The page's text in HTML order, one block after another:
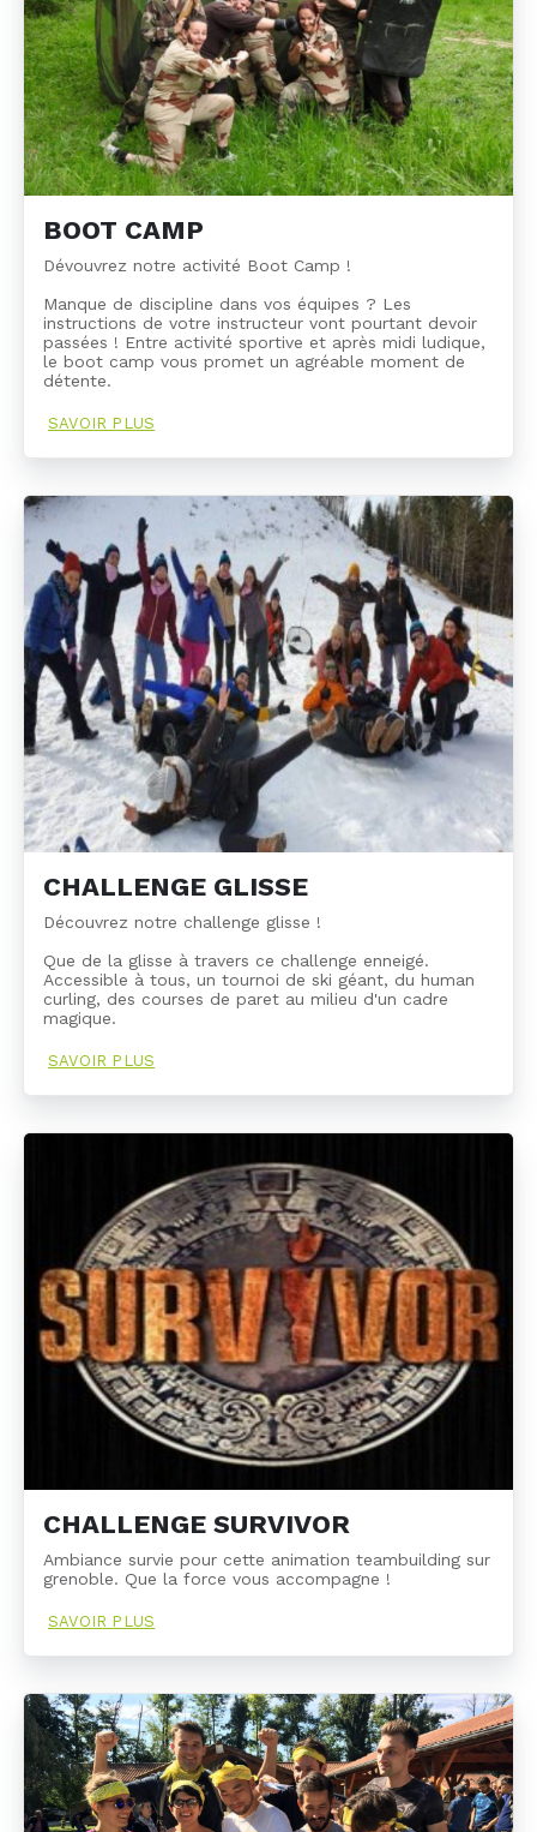
BOOT CAMP
Dévouvrez notre activité Boot Camp !
Manque de discipline dans vos équipes ? Les
instructions de votre instructeur vont pourtant devoir
passées ! Entre activité sportive et après midi ludique,
le boot camp vous promet un agréable moment de
détente.
SAVOIR PLUS
CHALLENGE GLISSE
Découvrez notre challenge glisse !
Que de la glisse à travers ce challenge enneigé.
Accessible à tous, un tournoi de ski géant, du human
curling, des courses de paret au milieu d'un cadre
magique.
SAVOIR PLUS
CHALLENGE SURVIVOR
Ambiance survie pour cette animation teambuilding sur
grenoble. Que la force vous accompagne !
SAVOIR PLUS